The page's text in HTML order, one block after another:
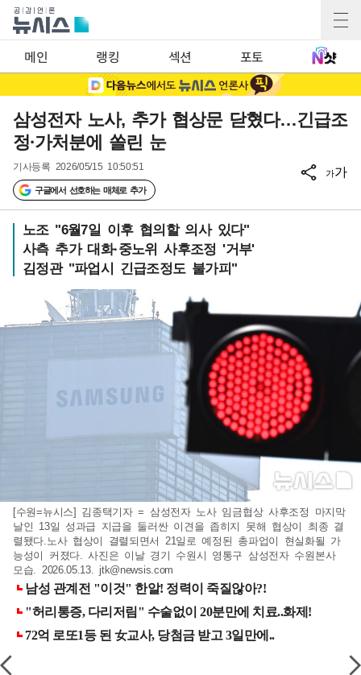
메인 랭킹 섹션 포토
삼성전자 노사, 추가 협상문 닫혔다…긴급조
정·가처분에 쏠린 눈
기사등록 2026/05/15 10:50:51
구글에서 선호하는 매체로 추가
가가
노조 "6월7일 이후 협의할 의사 있다"
사측 추가 대화·중노위 사후조정 '거부'
김정관 "파업시 긴급조정도 불가피"
[수원=뉴시스] 김종택기자 = 삼성전자 노사 임금협상 사후조정 마지막
날인 13일 성과급 지급을 둘러싼 이견을 좁히지 못해 협상이 최종 결
렬됐다.노사 협상이 결렬되면서 21일로 예정된 총파업이 현실화될 가
능성이 커졌다. 사진은 이날 경기 수원시 영통구 삼성전자 수원본사
모습. 2026.05.13. jtk@newsis.com